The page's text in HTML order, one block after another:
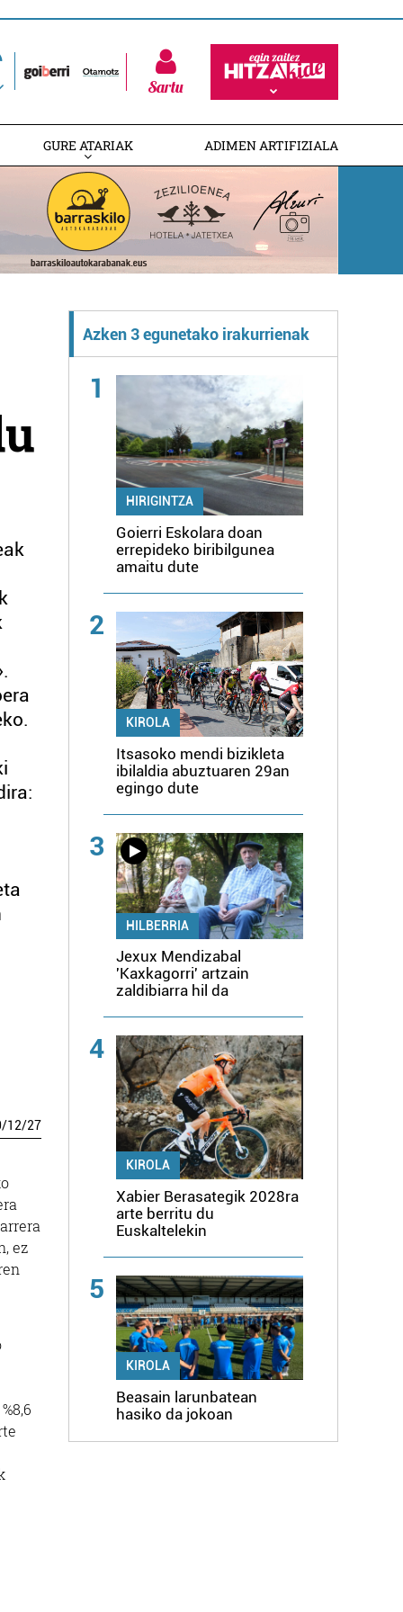
Sartu
GURE ATARIAK ADIMEN ARTIFIZIALA
/12/27
ez
Azken 3 egunetako irakurrienak
1
HIRIGINTZA
Goierri Eskolara doan
errepideko biribilgunea
amaitu dute
2
KIROLA
Itsasoko mendi bizikleta
ibilaldia abuztuaren 29an
egingo dute
3
HILBERRIA
Jexux Mendizabal
'Kaxkagorri' artzain
zaldibiarra hil da
4
KIROLA
Xabier Berasategik 2028ra
arte berritu du
Euskaltelekin
5
KIROLA
Beasain larunbatean
hasiko da jokoan